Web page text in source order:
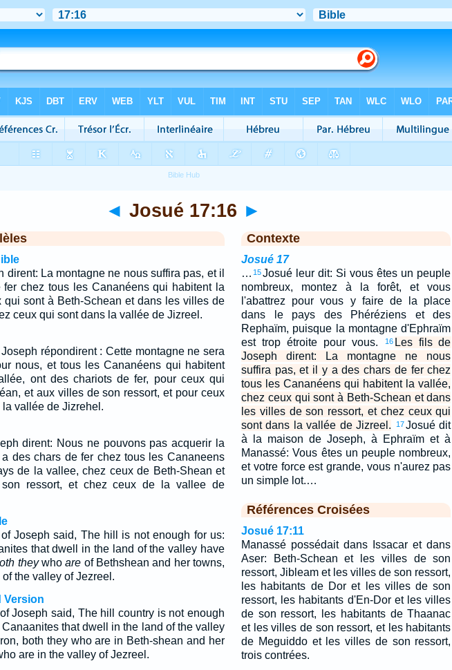
◄ Josué 17:16 ►
dirent: La montagne ne nous suffira pas, et il
chez tous les Cananéens qui habitent la
qui sont à Beth-Schean et dans les villes de
ceux qui sont dans la vallée de Jizreel.
répondirent : Cette montagne ne sera
nous, et tous les Cananéens qui habitent
ont des chariots de fer, pour ceux qui
et aux villes de son ressort, et pour ceux
vallée de Jizrehel.
dirent: Nous ne pouvons pas acquerir la
des chars de fer chez tous les Cananeens
de la vallee, chez ceux de Beth-Shean et
ressort, et chez ceux de la vallee de
Joseph said, The hill is not enough for us:
that dwell in the land of the valley have
theywhoare of Bethshean and her towns,
of the valley of Jezreel.
Version
Joseph said, The hill country is not enough
that dwell in the land of the valley
both they who are in Beth-shean and her
are in the valley of Jezreel.
Contexte
Josué 17
… 15Josué leur dit: Si vous êtes un peuple
nombreux, montez à la forêt, et vous
l'abattrez pour vous y faire de la place
dans le pays des Phéréziens et des
Rephaïm, puisque la montagne d'Ephraïm
est trop étroite pour vous.
16 Les fils de
Joseph dirent: La montagne ne nous
suffira pas, et il y a des chars de fer chez
tous les Cananéens qui habitent la vallée,
chez ceux qui sont à Beth-Schean et dans
les villes de son ressort, et chez ceux qui
sont dans la vallée de Jizreel.
17Josué dit
à la maison de Joseph, à Ephraïm et à
Manassé: Vous êtes un peuple nombreux,
et votre force est grande, vous n'aurez pas
un simple lot.…
Références Croisées
Josué 17:11
Manassé possédait dans Issacar et dans
Aser: Beth-Schean et les villes de son
ressort, Jibleam et les villes de son ressort,
les habitants de Dor et les villes de son
ressort, les habitants d'En-Dor et les villes
de son ressort, les habitants de Thaanac
et les villes de son ressort, et les habitants
de Meguiddo et les villes de son ressort,
trois contrées.